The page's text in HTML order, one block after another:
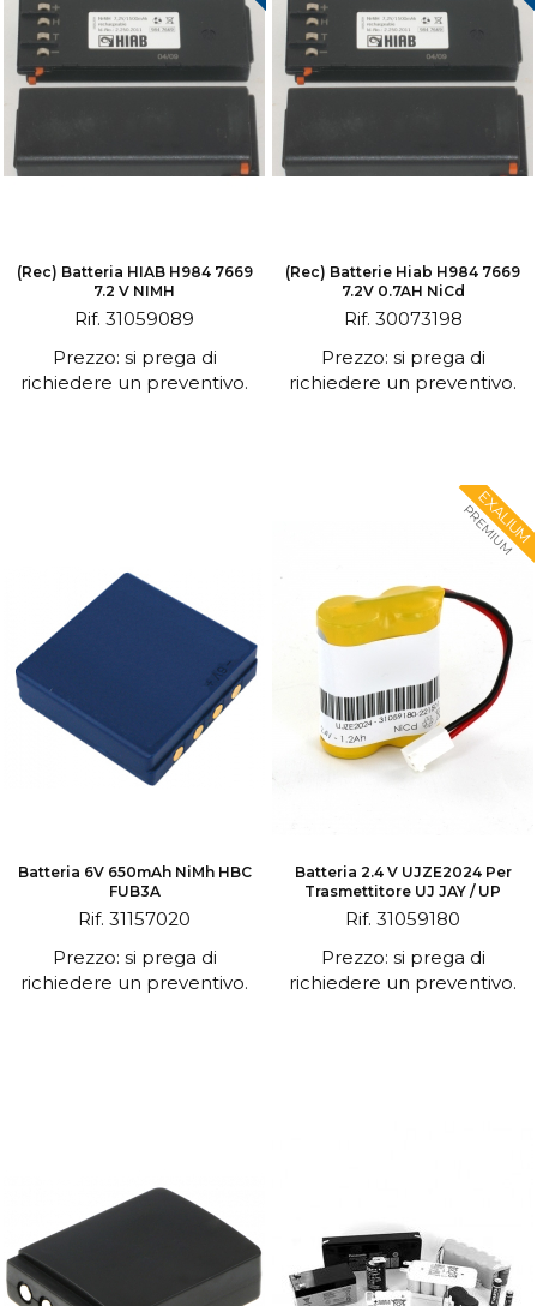
(Rec) Batteria HIAB H984 7669
7.2 V NIMH
Rif. 31059089
Prezzo: si prega di
richiedere un preventivo.
(Rec) Batterie Hiab H984 7669
7.2V 0.7AH NiCd
Rif. 30073198
Prezzo: si prega di
richiedere un preventivo.
Batteria 6V 650mAh NiMh HBC
FUB3A
Rif. 31157020
Prezzo: si prega di
richiedere un preventivo.
EXALIUM
PREMIUM
Batteria 2.4 V UJZE2024 Per
Trasmettitore UJ JAY / UP
Rif. 31059180
Prezzo: si prega di
richiedere un preventivo.